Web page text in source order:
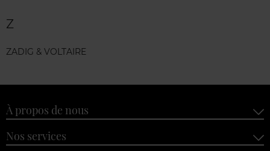
Z
ZADIG & VOLTAIRE
À propos de nous
Nos services